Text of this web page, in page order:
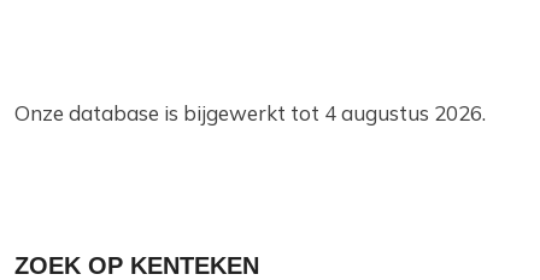
Onze database is bijgewerkt tot 4 augustus 2026.
ZOEK OP KENTEKEN